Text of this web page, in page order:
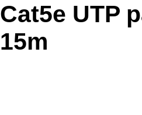
Cat5e UTP
15m